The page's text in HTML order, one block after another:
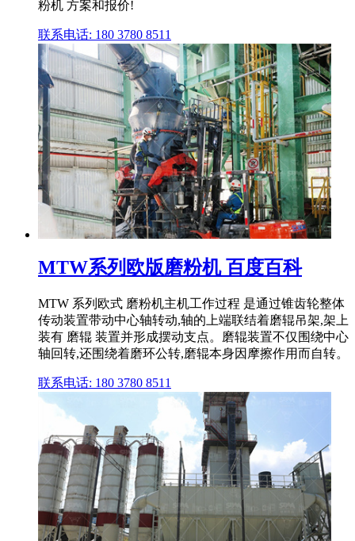
粉机 方案和报价!
联系电话: 180 3780 8511
MTW系列欧版磨粉机 百度百科
MTW 系列欧式 磨粉机主机工作过程 是通过锥齿轮整体
传动装置带动中心轴转动,轴的上端联结着磨辊吊架,架上
装有 磨辊 装置并形成摆动支点。磨辊装置不仅围绕中心
轴回转,还围绕着磨环公转,磨辊本身因摩擦作用而自转。
联系电话: 180 3780 8511